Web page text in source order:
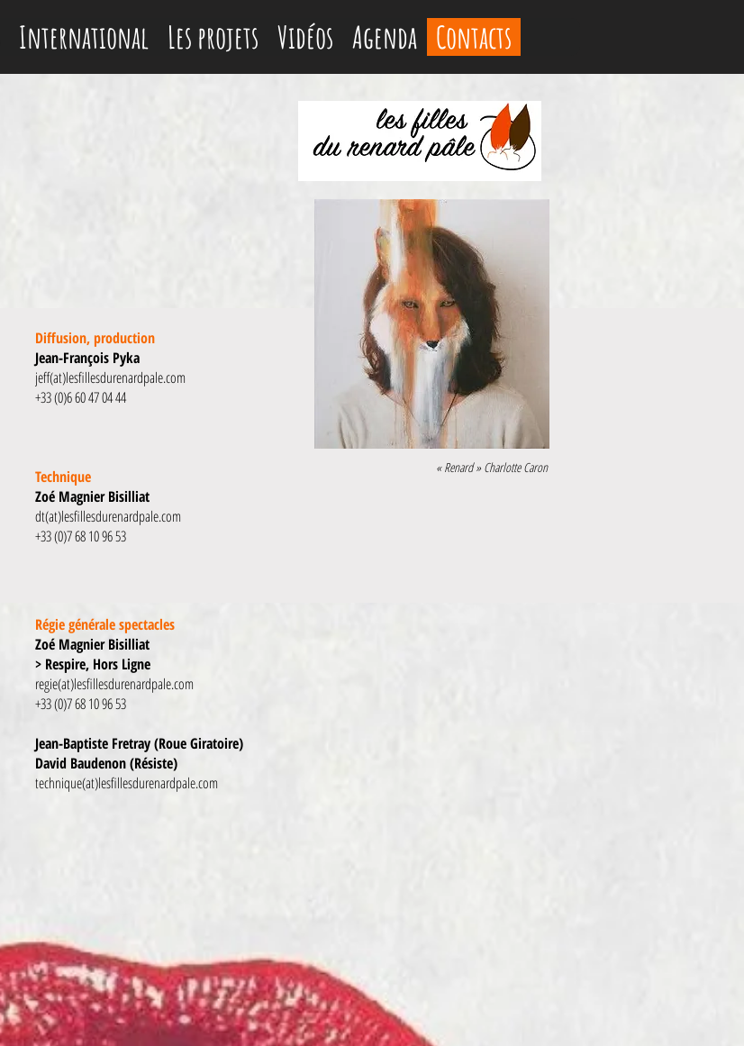
International Les projets Vidéos Agenda Contacts
« Renard » Charlotte Caron
Diffusion, production
Jean-François Pyka
jeff(at)lesfillesdurenardpale.com
+33 (0)6 60 47 04 44
Technique
Zoé Magnier Bisilliat
dt(at)lesfillesdurenardpale.com
+33 (0)7 68 10 96 53
Régie générale spectacles
Zoé Magnier Bisilliat
> Respire, Hors Ligne
regie(at)lesfillesdurenardpale.com
+33 (0)7 68 10 96 53
Jean-Baptiste Fretray (Roue Giratoire)
David Baudenon (Résiste)
technique(at)lesfillesdurenardpale.com